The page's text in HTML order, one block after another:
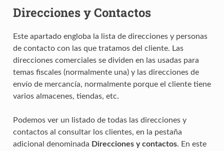
Direcciones y Contactos
Este apartado engloba la lista de direcciones y personas
de contacto con las que tratamos del cliente. Las
direcciones comerciales se dividen en las usadas para
temas fiscales (normalmente una) y las direcciones de
envío de mercancía, normalmente porque el cliente tiene
varios almacenes, tiendas, etc.
Podemos ver un listado de todas las direcciones y
contactos al consultar los clientes, en la pestaña
adicional denominada Direcciones y contactos. En este